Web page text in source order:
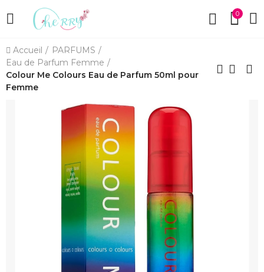
0
Accueil
PARFUMS
Eau de Parfum Femme
Colour Me Colours Eau de Parfum 50ml pour
Femme